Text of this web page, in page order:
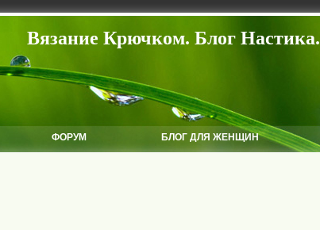
Вязание Крючком. Блог Настика.
ФОРУМ БЛОГ ДЛЯ ЖЕНЩИН